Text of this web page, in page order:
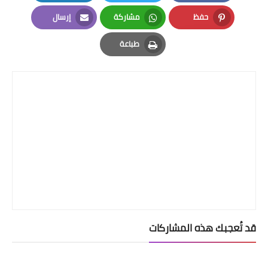
Facebook
Twitter
LinkedIn
حفظ
Pinterest
مشاركة
Whatsapp
إرسال
Email
طباعة
Print
قد تُعجبك هذه المشاركات